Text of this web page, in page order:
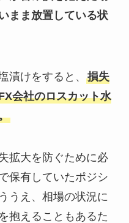
まま放置している状
漬けをすると、 損失
会社のロスカット水
拡大を防ぐために必
保有していたポジシ
うえ、相場の状況に
抱えることもあるた